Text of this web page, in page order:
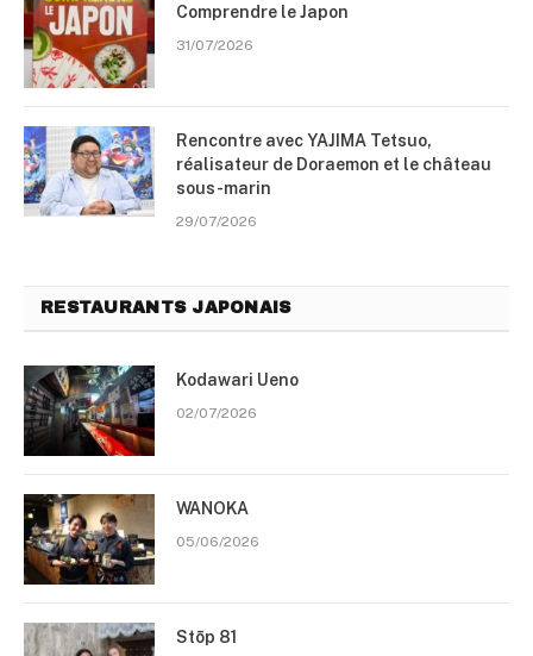
Comprendre le Japon
31/07/2026
Rencontre avec YAJIMA Tetsuo,
réalisateur de Doraemon et le château
sous-marin
29/07/2026
RESTAURANTS JAPONAIS
Kodawari Ueno
02/07/2026
WANOKA
05/06/2026
Stōp 81